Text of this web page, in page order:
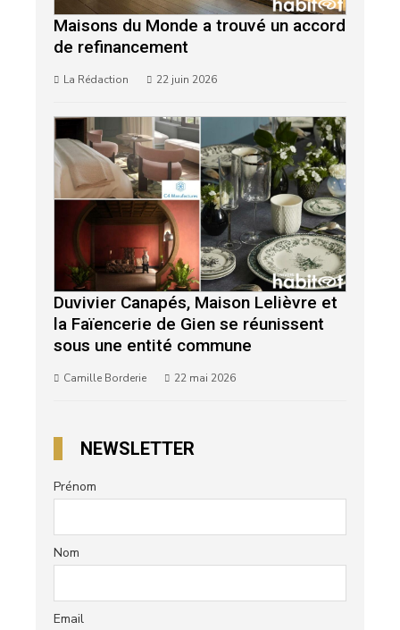
Maisons du Monde a trouvé un accord
de refinancement
La Rédaction 22 juin 2026
Duvivier Canapés, Maison Lelièvre et
la Faïencerie de Gien se réunissent
sous une entité commune
Camille Borderie 22 mai 2026
NEWSLETTER
Prénom
Nom
Email